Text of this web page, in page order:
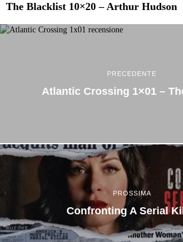
The Blacklist 10×20 – Arthur Hudson
PRECEDENTE
Atlantic Crossing 1×01 –
PROSSIMA
Confronting A Serial